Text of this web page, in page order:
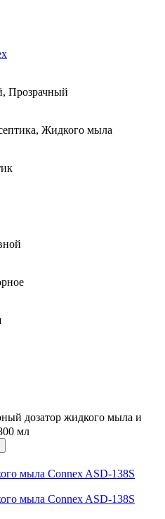
Прозрачный
Жидкого мыла
дозатор жидкого мыла и
мл